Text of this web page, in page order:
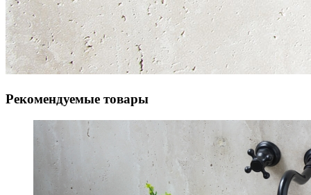
Рекомендуемые товары